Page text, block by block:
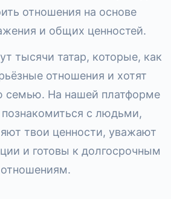
отношения на основе
и общих ценностей.
тысячи татар, которые, как
отношения и хотят
семью. На нашей платформе
с людьми,
твои ценности, уважают
и готовы к долгосрочным
отношениям.